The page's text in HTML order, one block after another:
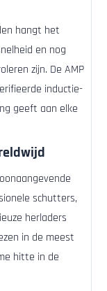
hangt het
en nog
zijn. De AMP
inductie-
geeft aan elke
schutters,
herladers
in de meest
hitte in de